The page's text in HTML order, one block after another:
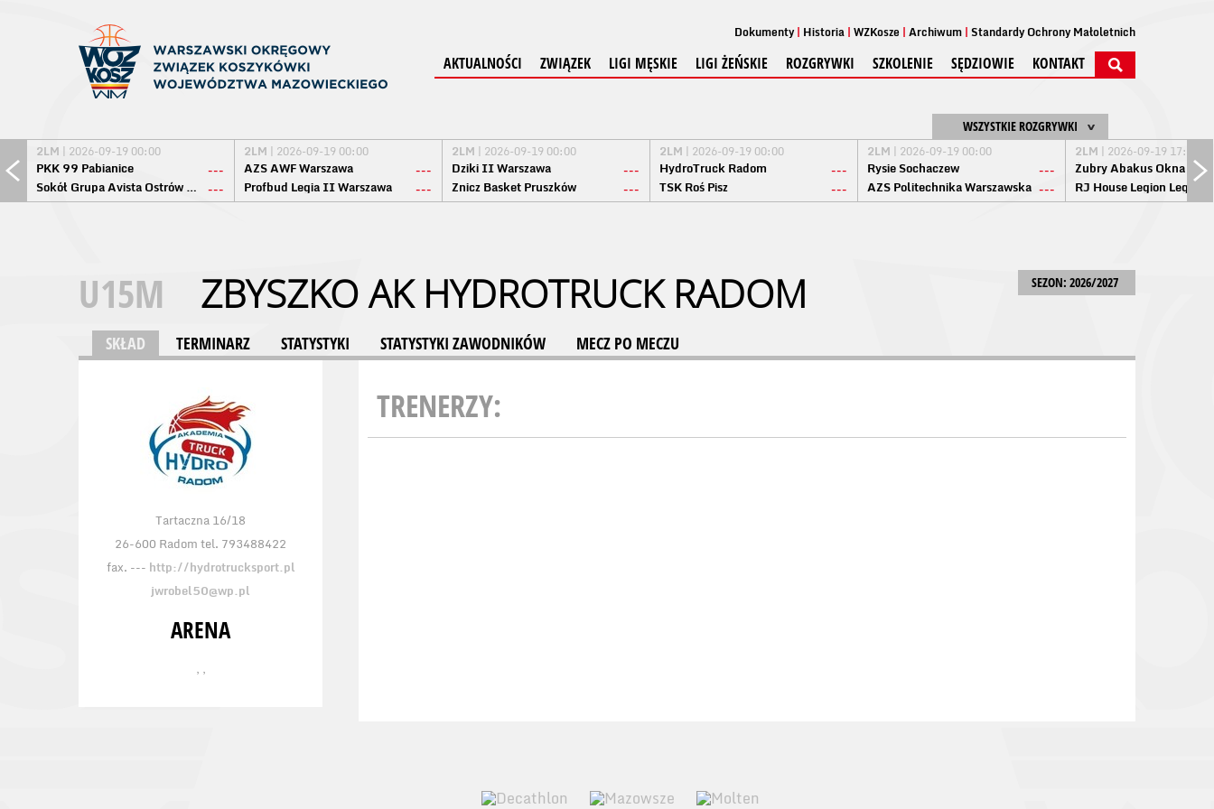
Dokumenty Historia WZKosze Archiwum Standardy Ochrony Małoletnich
AKTUALNOŚCI ZWIĄZEK LIGI MĘSKIE LIGI ŻEŃSKIE ROZGRYWKI SZKOLENIE SĘDZIOWIE KONTAKT
WSZYSTKIE ROZGRYWKI
2LM | 2026-09-19 00:00
PKK 99 Pabianice
---
Sokół Grupa Avista Ostrów Maz. ---
2LM | 2026-09-19 00:00
AZS AWF Warszawa
---
Profbud Legia II Warszawa
---
2LM | 2026-09-19 00:00
Dziki II Warszawa
---
Znicz Basket Pruszków
---
2LM | 2026-09-19 00:00
HydroTruck Radom
---
TSK Roś Pisz
---
2LM | 2026-09-19 00:00
Rysie Sochaczew
---
AZS Politechnika Warszawska ---
2LM | 2026-09-19 17:00
Żubry Abakus Okna
RJ House Legion
SEZON: 2026/2027
U15M ZBYSZKO AK HYDROTRUCK RADOM
SKŁAD TERMINARZ STATYSTYKI STATYSTYKI ZAWODNIKÓW MECZ PO MECZU
Tartaczna 16/18
26-600 Radom tel. 793488422
fax. --- http://hydrotrucksport.pl
jwrobel50@wp.pl
ARENA
, ,
TRENERZY: